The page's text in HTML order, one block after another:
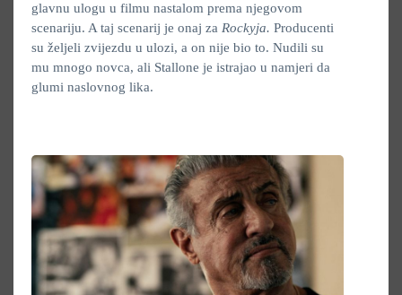
glavnu ulogu u filmu nastalom prema njegovom
scenariju. A taj scenarij je onaj za Rockyja. Producenti
su željeli zvijezdu u ulozi, a on nije bio to. Nudili su
mu mnogo novca, ali Stallone je istrajao u namjeri da
glumi naslovnog lika.